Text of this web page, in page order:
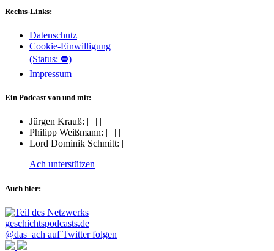
Rechts-Links:
Datenschutz
Cookie-Einwilligung
(Status: ⛔)
Impressum
Ein Podcast von und mit:
Jürgen Krauß: | | | |
Philipp Weißmann: | | | |
Lord Dominik Schmitt: | |
Ach unterstützen
Auch hier:
@das_ach auf Twitter folgen